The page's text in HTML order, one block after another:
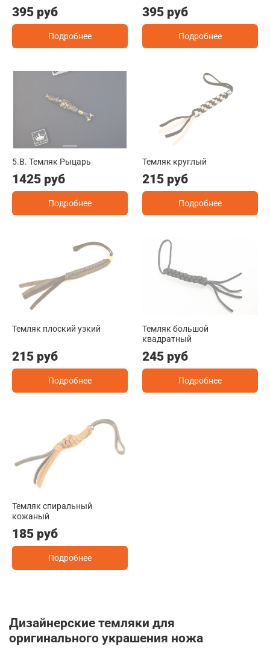
395 руб
Подробнее
395 руб
Подробнее
5.B. Темляк Рыцарь
1425 руб
Подробнее
Темляк круглый
215 руб
Подробнее
Темляк плоский узкий
215 руб
Подробнее
Темляк большой
квадратный
245 руб
Подробнее
Темляк спиральный
кожаный
185 руб
Подробнее
Дизайнерские темляки для
оригинального украшения ножа